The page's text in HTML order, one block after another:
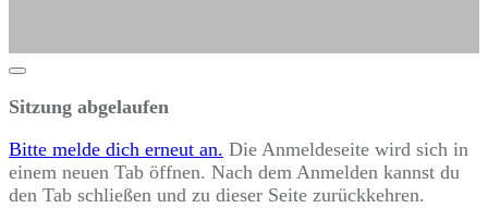
Dialog
Sitzung abgelaufen
Bitte melde dich erneut an. Die Anmeldeseite wird sich in
einem neuen Tab öffnen. Nach dem Anmelden kannst du
den Tab schließen und zu dieser Seite zurückkehren.